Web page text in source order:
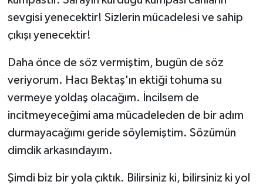
sevgisi yenecektir! Sizlerin mücadelesi ve sahip
çıkışı yenecektir!
Daha önce de söz vermiştim, bugün de söz
veriyorum. Hacı Bektaş'ın ektiği tohuma su
vermeye yoldaş olacağım. İncilsem de
incitmeyeceğimi ama mücadeleden de bir adım
durmayacağımı geride söylemiştim. Sözümün
dimdik arkasındayım.
Şimdi biz bir yola çıktık. Bilirsiniz ki, bilirsiniz ki yol